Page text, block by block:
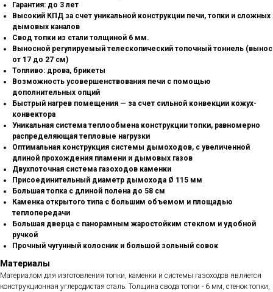
Гарантия: до 3 лет
Высокий КПД за счет уникальной конструкции печи, топки и сложных
дымовых каналов
Свод топки из стали толщиной 6 мм.
Выносной регулируемый телескопический топочный тоннель (вынос
от 17 до 27 см)
Топливо: дрова, брикеты
Возможность усовершенствования печи с помощью
дополнительных опций
Быстрый нагрев помещения — за счет сильной конвекции кожух-
конвектора
Уникальная система теплообмена конструкции топки, равномерно
распределяющая тепловые нагрузки
Оптимальная конструкция системы дымоходов, с увеличенной
длиной прохождения пламени и дымовых газов
Двухпоточная система газоходов каменки
Присоединительный диаметр дымохода Ø 115 мм
Большая топка с длиной полена до 58 см
Каменка открытого типа с большим объемом и площадью
теплопередачи
Большая дверца с панорамным жаростойким стеклом и удобной
ручкой
Прочный чугунный колосник и большой зольный совок
Материалы
Материалом для изготовления топки, каменки и системы газоходов является
конструкционная углеродистая сталь. Толщина свода топки - 6 мм, стенок топки,